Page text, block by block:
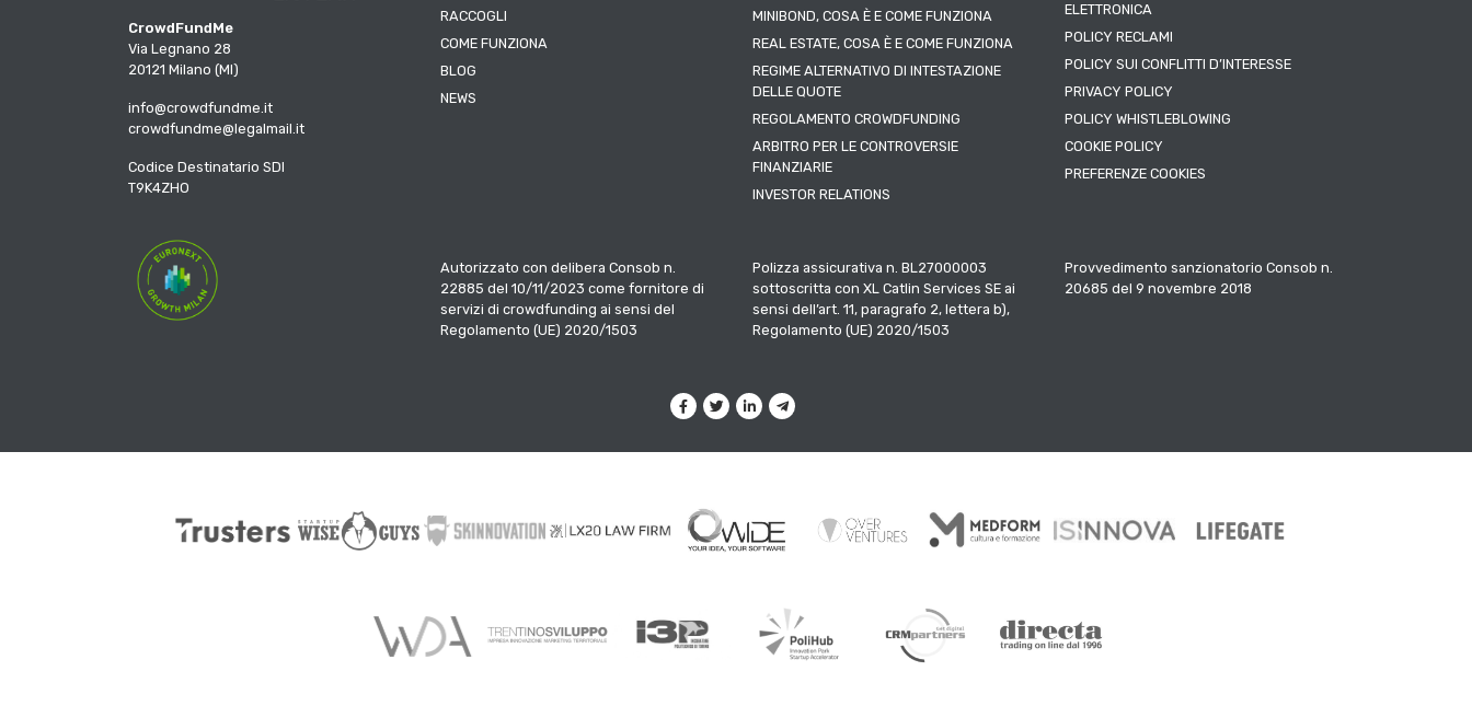
CrowdFundMe
Via Legnano 28
20121 Milano (MI)
info@crowdfundme.it
crowdfundme@legalmail.it
Codice Destinatario SDI
T9K4ZHO
RACCOGLI
COME FUNZIONA
BLOG
NEWS
MINIBOND, COSA È E COME FUNZIONA
REAL ESTATE, COSA È E COME FUNZIONA
REGIME ALTERNATIVO DI INTESTAZIONE
DELLE QUOTE
REGOLAMENTO CROWDFUNDING
ARBITRO PER LE CONTROVERSIE
FINANZIARIE
INVESTOR RELATIONS
ELETTRONICA
POLICY RECLAMI
POLICY SUI CONFLITTI D’INTERESSE
PRIVACY POLICY
POLICY WHISTLEBLOWING
COOKIE POLICY
PREFERENZE COOKIES
Autorizzato con delibera Consob n.
22885 del 10/11/2023 come fornitore di
servizi di crowdfunding ai sensi del
Regolamento (UE) 2020/1503
Polizza assicurativa n. BL27000003
sottoscritta con XL Catlin Services SE ai
sensi dell’art. 11, paragrafo 2, lettera b),
Regolamento (UE) 2020/1503
Provvedimento sanzionatorio Consob n.
20685 del 9 novembre 2018